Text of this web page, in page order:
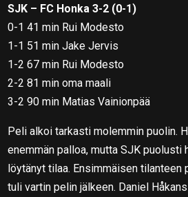
SJK – FC Honka 3-2 (0-1)
0-1 41 min Rui Modesto
1-1 51 min Jake Jervis
1-2 67 min Rui Modesto
2-2 81 min oma maali
3-2 90 min Matias Vainionpää
Peli alkoi tarkasti molemmin puolin.
enemmän palloa, mutta SJK puolusti
löytänyt tilaa. Ensimmäisen
tuli vartin pelin jälkeen. Daniel